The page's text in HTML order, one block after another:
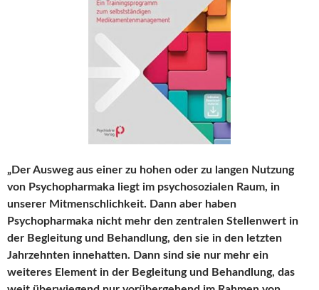
„Der Ausweg aus einer zu hohen oder zu langen Nutzung
von Psychopharmaka liegt im psychosozialen Raum, in
unserer Mitmenschlichkeit. Dann aber haben
Psychopharmaka nicht mehr den zentralen Stellenwert in
der Begleitung und Behandlung, den sie in den letzten
Jahrzehnten innehatten. Dann sind sie nur mehr ein
weiteres Element in der Begleitung und Behandlung, das